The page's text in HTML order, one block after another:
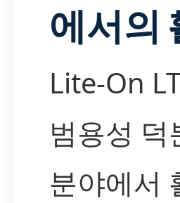
에서의
Lite-On
범용성
분야에서